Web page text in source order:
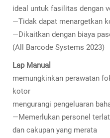
ideal untuk fasilitas dengan
—Tidak dapat menargetkan
—Dikaitkan dengan biaya
(All Barcode Systems 2023)
Lap Manual
memungkinkan perawatan
kotor
mengurangi pengeluaran
—Memerlukan personel
dan cakupan yang merata